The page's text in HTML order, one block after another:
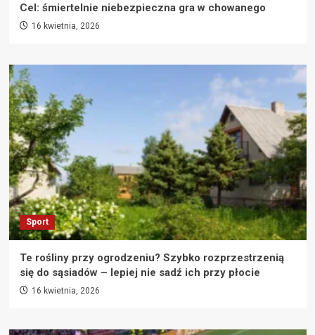
Cel: śmiertelnie niebezpieczna gra w chowanego
16 kwietnia, 2026
Sport
Te rośliny przy ogrodzeniu? Szybko rozprzestrzenią
się do sąsiadów – lepiej nie sadź ich przy płocie
16 kwietnia, 2026